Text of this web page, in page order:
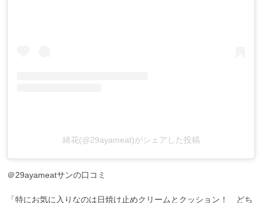
綺花(@29ayameat)がシェアした投稿
＠29ayameatサンの口コミ
「特にお気に入りなのは日焼け止めクリームとクッション！ どち